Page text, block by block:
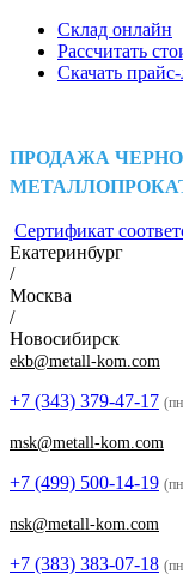
Склад онлайн
Рассчитать
Скачать
ПРОДАЖА
Сертификат
Екатеринбург
/
Москва
/
Новосибирск
ekb@metall-kom.com
+7 (343) 379-47-17
msk@metall-kom.com
+7 (499) 500-14-19
nsk@metall-kom.com
+7 (383) 383-07-18